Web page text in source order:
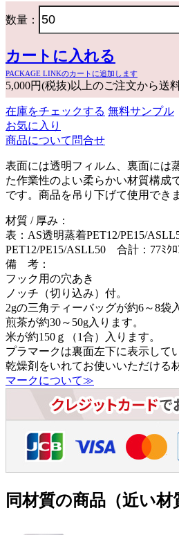
数量：
カートに入れる
PACKAGE LINKのカートに追加します
5,000円(税抜)以上のご注文から送
在庫をチェックする 無料サンプル
お気に入り
商品について問合せ
表面には透明フィルム、裏面には
た作業性のよい柔らかい材質構成
です。商品を吊り下げて使用でき
材質 / 厚み：
表：AS透明蒸着PET12/PE15/
PET12/PE15/ASLL50 合計：77ﾐｸﾛ
備 考：
フック用の穴あき
ノッチ（切り込み）付。
2gの三角ティーバッグが約6～8袋
煎茶が約30～50g入ります。
米が約150ｇ（1合）入ります。
プラマークは裏面左下に表示して
乾燥剤をいれてお使いいただける
マークについて≫
同材質の商品（近い材